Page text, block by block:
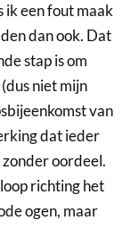
ik een fout maak
dan ook. Dat
stap is om
niet mijn
van
dat ieder
oordeel.
richting het
ogen, maar